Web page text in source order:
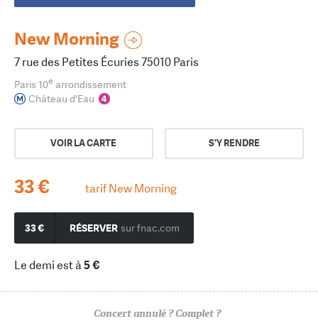
New Morning
7 rue des Petites Écuries 75010 Paris
Paris 10e arrondissement
Château d'Eau
VOIR LA CARTE S'Y RENDRE
33 € tarif New Morning
33 € RÉSERVER sur fnac.com
Le demi est à5 €
Concert annulé ? Complet ?